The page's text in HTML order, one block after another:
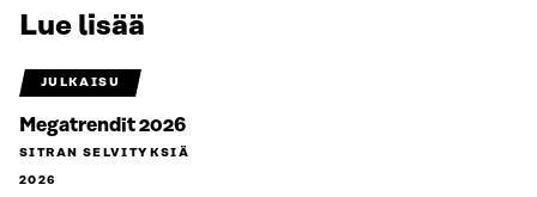
Lue lisää
JULKAISU
Megatrendit 2026
SITRAN SELVITYKSIÄ
2026